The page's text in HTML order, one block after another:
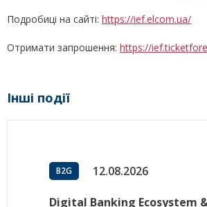
Подробиці на сайті: https://ief.elcom.ua/
Отримати запрошення: https://
Інші події
B2G 12.08.2026
Digital Banking Ecosystem